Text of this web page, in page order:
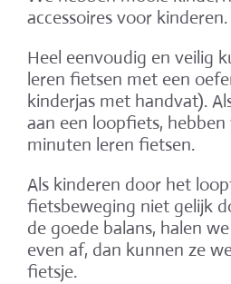
accessoires voor kinderen.
Heel eenvoudig en veilig
leren fietsen met een
kinderjas met handvat).
aan een loopfiets, hebben
minuten leren fietsen.
Als kinderen door het
fietsbeweging niet gelijk
de goede balans, halen
even af, dan kunnen ze
fietsje.